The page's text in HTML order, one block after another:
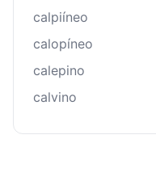
calpiíneo
calopíneo
calepino
calvino